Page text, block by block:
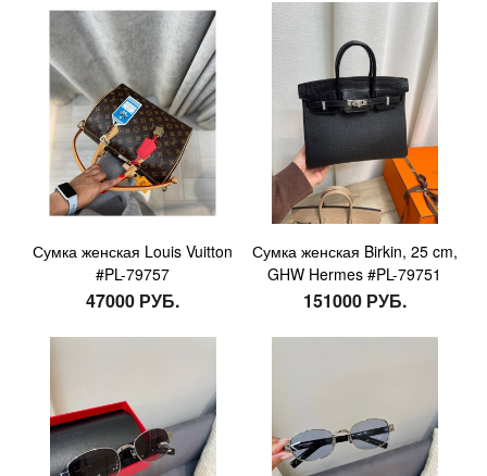
Сумка женская Louis Vuitton
#PL-79757
47000 РУБ.
Сумка женская Birkin, 25 cm,
GHW Hermes #PL-79751
151000 РУБ.